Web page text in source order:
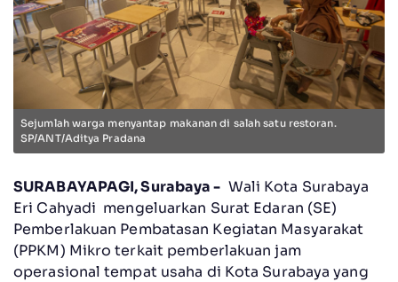
Sejumlah warga menyantap makanan di salah satu restoran.
SP/ANT/Aditya Pradana
SURABAYAPAGI, Surabaya - Wali Kota Surabaya
Eri Cahyadi mengeluarkan Surat Edaran (SE)
Pemberlakuan Pembatasan Kegiatan Masyarakat
(PPKM) Mikro terkait pemberlakuan jam
operasional tempat usaha di Kota Surabaya yang